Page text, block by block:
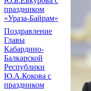
праздником
«Ураза-Байрам»
Поздравление
Главы
Кабардино-
Балкарской
Республики
Ю.А.Кокова с
праздником